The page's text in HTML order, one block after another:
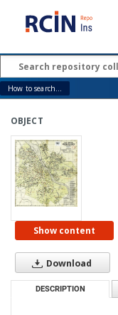
How to search...
OBJECT
Show content
Download
DESCRIPTION